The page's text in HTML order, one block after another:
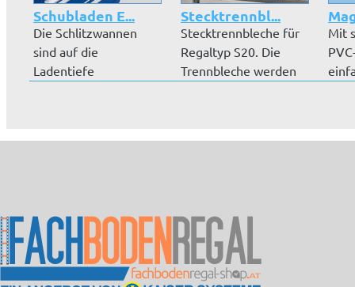
Schubladen E...
Die Schlitzwannen
sind auf die
Ladentiefe
Stecktrennbl...
Stecktrennbleche für
Regaltyp S20. Die
Trennbleche werden
Mit